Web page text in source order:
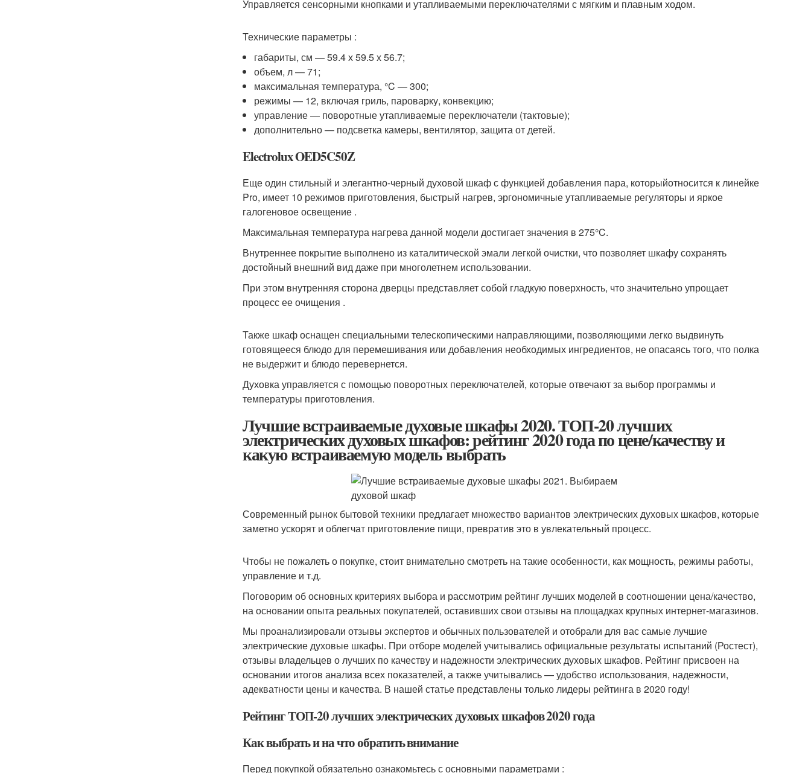
Управляется сенсорными кнопками и утапливаемыми переключателями с мягким и плавным ходом.
Технические параметры :
габариты, см — 59.4 х 59.5 х 56.7;
объем, л — 71;
максимальная температура, °C — 300;
режимы — 12, включая гриль, пароварку, конвекцию;
управление — поворотные утапливаемые переключатели (тактовые);
дополнительно — подсветка камеры, вентилятор, защита от детей.
Electrolux OED5C50Z
Еще один стильный и элегантно-черный духовой шкаф с функцией добавления пара, которыйотносится к линейке
Pro, имеет 10 режимов приготовления, быстрый нагрев, эргономичные утапливаемые регуляторы и яркое
галогеновое освещение .
Максимальная температура нагрева данной модели достигает значения в 275°C.
Внутреннее покрытие выполнено из каталитической эмали легкой очистки, что позволяет шкафу сохранять
достойный внешний вид даже при многолетнем использовании.
При этом внутренняя сторона дверцы представляет собой гладкую поверхность, что значительно упрощает
процесс ее очищения .
Также шкаф оснащен специальными телескопическими направляющими, позволяющими легко выдвинуть
готовящееся блюдо для перемешивания или добавления необходимых ингредиентов, не опасаясь того, что полка
не выдержит и блюдо перевернется.
Духовка управляется с помощью поворотных переключателей, которые отвечают за выбор программы и
температуры приготовления.
Лучшие встраиваемые духовые шкафы 2020. ТОП-20 лучших
электрических духовых шкафов: рейтинг 2020 года по цене/качеству и
какую встраиваемую модель выбрать
Современный рынок бытовой техники предлагает множество вариантов электрических духовых шкафов, которые
заметно ускорят и облегчат приготовление пищи, превратив это в увлекательный процесс.
Чтобы не пожалеть о покупке, стоит внимательно смотреть на такие особенности, как мощность, режимы работы,
управление и т.д.
Поговорим об основных критериях выбора и рассмотрим рейтинг лучших моделей в соотношении цена/качество,
на основании опыта реальных покупателей, оставивших свои отзывы на площадках крупных интернет-магазинов.
Мы проанализировали отзывы экспертов и обычных пользователей и отобрали для вас самые лучшие
электрические духовые шкафы. При отборе моделей учитывались официальные результаты испытаний (Ростест),
отзывы владельцев о лучших по качеству и надежности электрических духовых шкафов. Рейтинг присвоен на
основании итогов анализа всех показателей, а также учитывались — удобство использования, надежности,
адекватности цены и качества. В нашей статье представлены только лидеры рейтинга в 2020 году!
Рейтинг ТОП-20 лучших электрических духовых шкафов 2020 года
Как выбрать и на что обратить внимание
Перед покупкой обязательно ознакомьтесь с основными параметрами :